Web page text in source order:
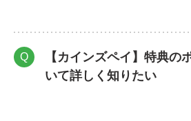
Q
【カインズペイ】特典の
いて詳しく知りたい